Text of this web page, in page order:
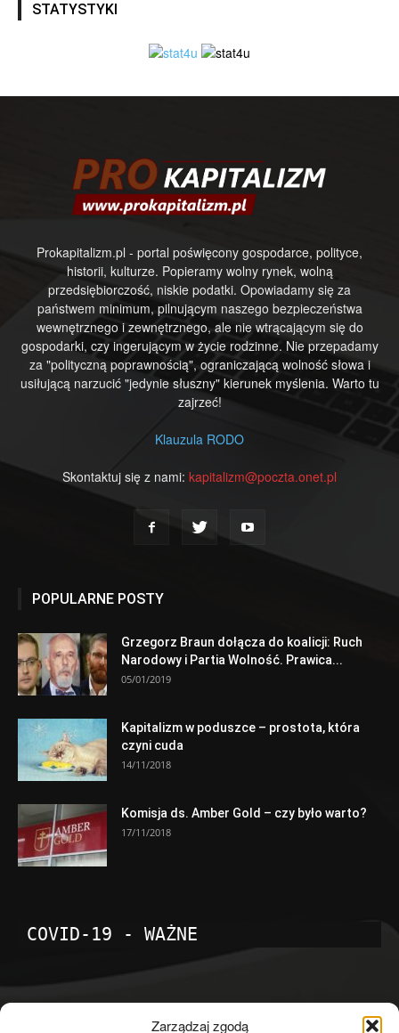
Zarządzaj zgodą
STATYSTYKI
Prokapitalizm.pl - portal poświęcony gospodarce, polityce,
historii, kulturze. Popieramy wolny rynek, wolną
przedsiębiorczość, niskie podatki. Opowiadamy się za
państwem minimum, pilnującym naszego bezpieczeństwa
wewnętrznego i zewnętrznego, ale nie wtrącającym się do
gospodarki, czy ingerującym w życie rodzinne. Nie przepadamy
za "polityczną poprawnością", ograniczającą wolność słowa i
usiłującą narzucić "jedynie słuszny" kierunek myślenia. Warto tu
zajrzeć!
Klauzula RODO
Skontaktuj się z nami: kapitalizm@poczta.onet.pl
POPULARNE POSTY
Grzegorz Braun dołącza do koalicji: Ruch
Narodowy i Partia Wolność. Prawica...
05/01/2019
Kapitalizm w poduszce – prostota, która
czyni cuda
14/11/2018
Komisja ds. Amber Gold – czy było warto?
17/11/2018
COVID-19 - WAŻNE